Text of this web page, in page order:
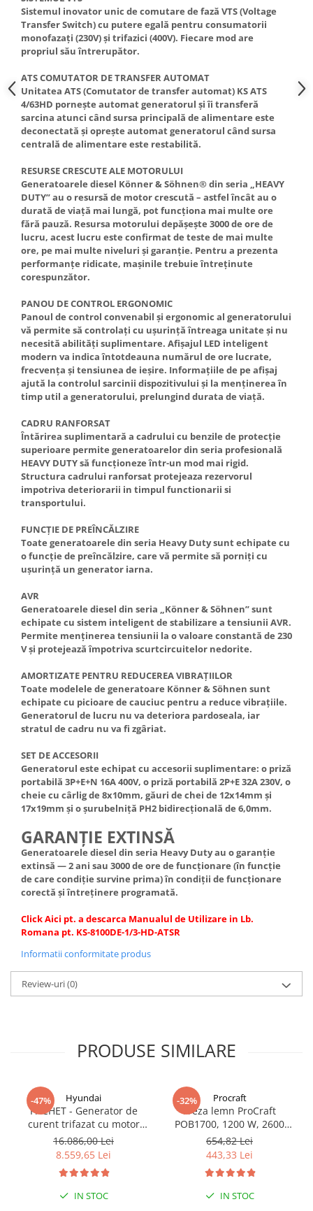
Sistemul inovator unic de comutare de fază VTS (Voltage
Transfer Switch) cu putere egală pentru consumatorii
monofazați (230V) și trifazici (400V). Fiecare mod are
propriul său întrerupător.
ATS COMUTATOR DE TRANSFER AUTOMAT
Unitatea ATS (Comutator de transfer automat) KS ATS
4/63HD pornește automat generatorul și îi transferă
sarcina atunci când sursa principală de alimentare este
deconectată și oprește automat generatorul când sursa
centrală de alimentare este restabilită.
RESURSE CRESCUTE ALE MOTORULUI
Generatoarele diesel Könner & Söhnen® din seria „HEAVY
DUTY” au o resursă de motor crescută – astfel încât au o
durată de viață mai lungă, pot funcționa mai multe ore
fără pauză. Resursa motorului depășește 3000 de ore de
lucru, acest lucru este confirmat de teste de mai multe
ore, pe mai multe niveluri și garanție. Pentru a prezenta
performanțe ridicate, mașinile trebuie întreținute
corespunzător.
PANOU DE CONTROL ERGONOMIC
Panoul de control convenabil și ergonomic al generatorului
vă permite să controlați cu ușurință întreaga unitate și nu
necesită abilități suplimentare. Afișajul LED inteligent
modern va indica întotdeauna numărul de ore lucrate,
frecvența și tensiunea de ieșire. Informațiile de pe afișaj
ajută la controlul sarcinii dispozitivului și la menținerea în
timp util a generatorului, prelungind durata de viață.
CADRU RANFORSAT
Întărirea suplimentară a cadrului cu benzile de protecție
superioare permite generatoarelor din seria profesională
HEAVY DUTY să funcționeze într-un mod mai rigid.
Structura cadrului ranforsat protejeaza rezervorul
impotriva deteriorarii in timpul functionarii si
transportului.
FUNCȚIE DE PREÎNCĂLZIRE
Toate generatoarele din seria Heavy Duty sunt echipate cu
o funcție de preîncălzire, care vă permite să porniți cu
ușurință un generator iarna.
AVR
Generatoarele diesel din seria „Könner & Söhnen” sunt
echipate cu sistem inteligent de stabilizare a tensiunii AVR.
Permite menținerea tensiunii la o valoare constantă de 230
V și protejează împotriva scurtcircuitelor nedorite.
AMORTIZATE PENTRU REDUCEREA VIBRAȚIILOR
Toate modelele de generatoare Könner & Söhnen sunt
echipate cu picioare de cauciuc pentru a reduce vibrațiile.
Generatorul de lucru nu va deteriora pardoseala, iar
stratul de cadru nu va fi zgâriat.
SET DE ACCESORII
Generatorul este echipat cu accesorii suplimentare: o priză
portabilă 3Р+Е+N 16A 400V, o priză portabilă 2P+Е 32A 230V, o
cheie cu cârlig de 8x10mm, găuri de chei de 12x14mm și
17x19mm și o șurubelniță PH2 bidirecțională de 6,0mm.
GARANȚIE EXTINSĂ
Generatoarele diesel din seria Heavy Duty au o garanție
extinsă — 2 ani sau 3000 de ore de funcționare (în funcție
de care condiție survine prima) în condiții de funcționare
corectă și întreținere programată.
Click Aici pt. a descarca Manualul de Utilizare in Lb.
Romana pt. KS-8100DE-1/3-HD-ATSR
Informatii conformitate produs
Review-uri(0)
PRODUSE SIMILARE
-47% Hyundai
PACHET - Generator de
curent trifazat cu motor
diesel Hyundai DHY8600SE-
T, putere motor 12 CP,
Putere maxima 7.9 kVA,
tensiune 380 / 220 V +
Automatizare trifazata
ATS12-3P
16.086,00 Lei
8.559,65 Lei
IN STOC
-32% Procraft
Freza lemn ProCraft
POB1700, 1200 W, 2600
Rpm cu 12 freze pentru
lemn incluse in pachet
654,82 Lei
443,33 Lei
IN STOC